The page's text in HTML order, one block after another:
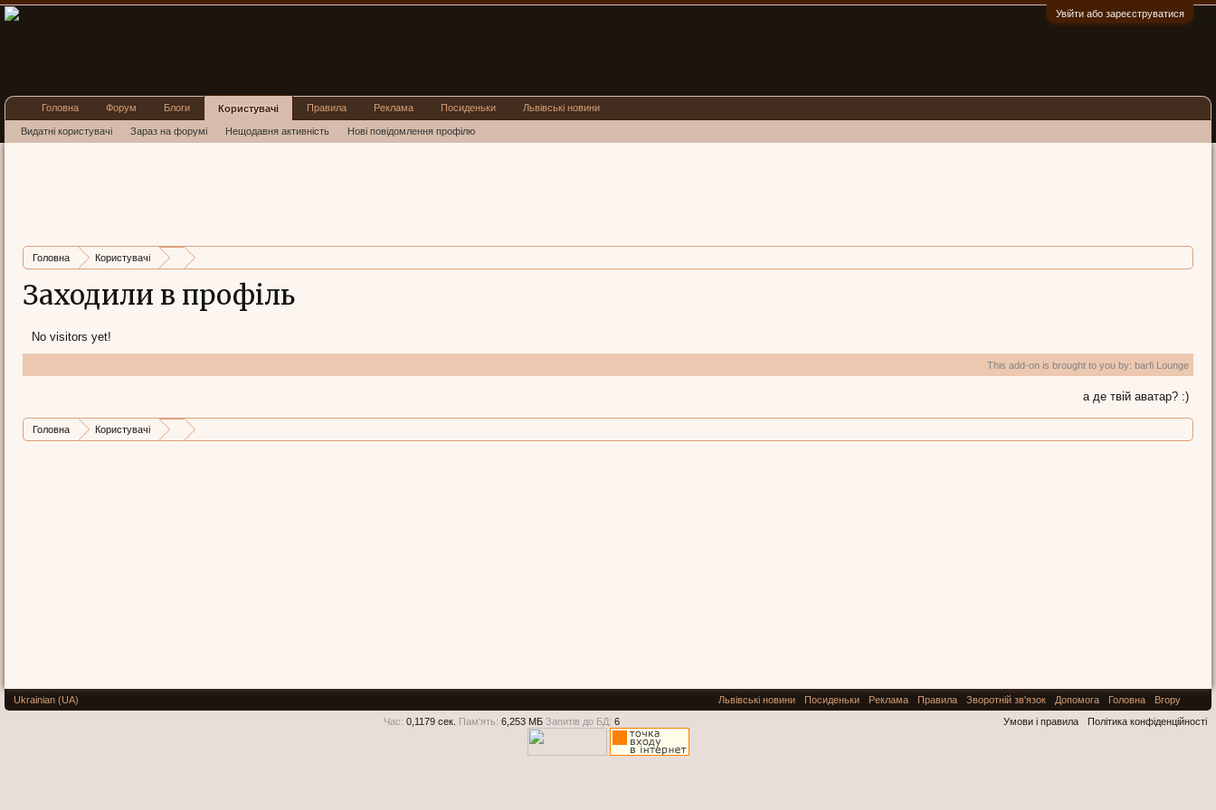
Увійти або зареєструватися
Головна Користувачі
Заходили в профіль
No visitors yet!
This add-on is brought to you by: barfi Lounge
а де твій аватар? :)
Головна Користувачі
Головна Форум Блоги Користувачі
Видатні користувачі Зараз на форумі Нещодавня активність Нові повідомлення профілю
Правила Реклама Посиденьки Львівські новини
Ukrainian (UA) Львівські новини Посиденьки Реклама Правила Зворотній зв'язок Допомога Головна
Вгору
Умови і правила
Політика конфіденційності
Час: 0,1179 сек. Пам'ять: 6,253 МБ Запитів до БД: 6